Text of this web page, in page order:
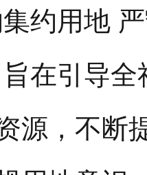
约用地
在引导
源，不断